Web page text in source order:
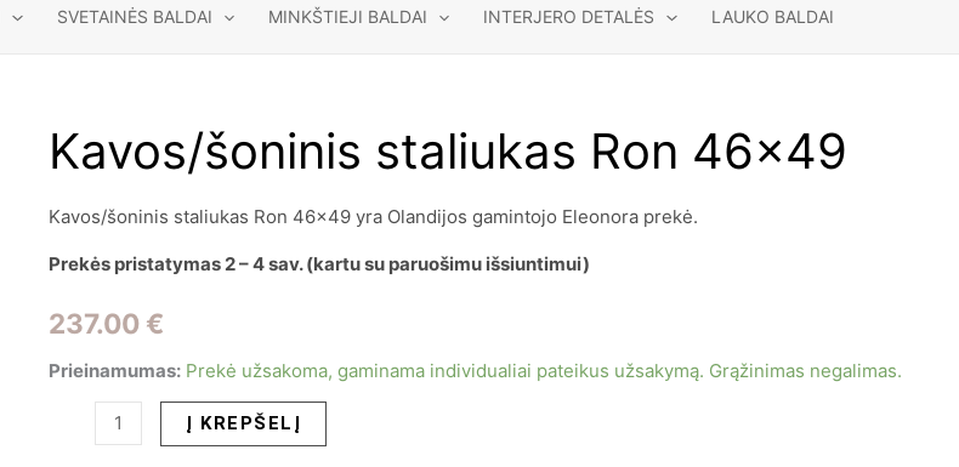
SVETAINĖS BALDAI MINKŠTIEJI BALDAI INTERJERO DETALĖS LAUKO BALDAI
Kavos/šoninis staliukas Ron 46×49
Kavos/šoninis staliukas Ron 46×49 yra Olandijos gamintojo Eleonora prekė.
Prekės pristatymas 2 – 4 sav. (kartu su paruošimu išsiuntimui)
237.00 €
Prieinamumas: Prekė užsakoma, gaminama individualiai pateikus užsakymą. Grąžinimas negalimas.
produkto
kiekis:
Į KREPŠELĮ